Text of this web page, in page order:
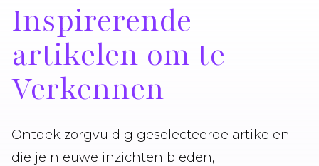
Inspirerende
artikelen om te
Verkennen
Ontdek zorgvuldig geselecteerde artikelen
die je nieuwe inzichten bieden,